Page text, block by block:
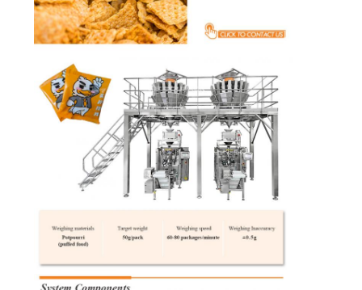
NOTICIAS
CASOS
SOLICITAR UN
PRESUPUESTO
MAPA
SITIO